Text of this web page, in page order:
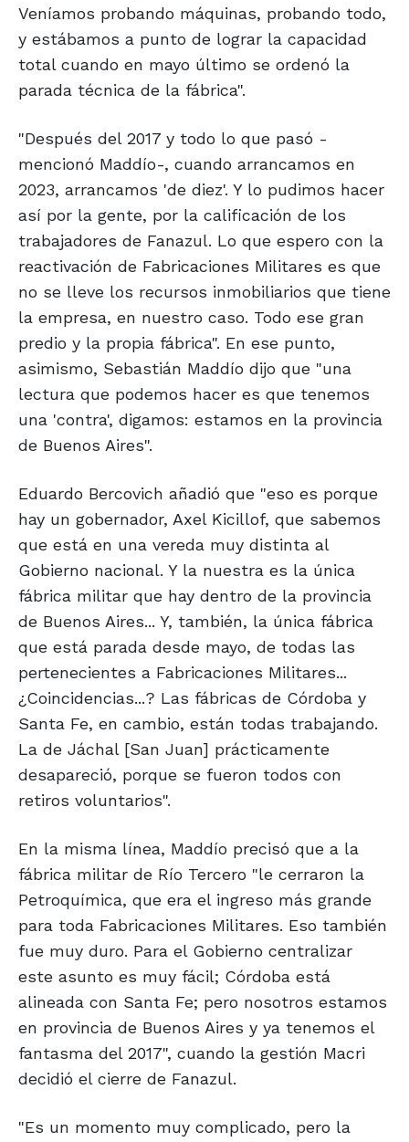
Veníamos probando máquinas, probando todo,
y estábamos a punto de lograr la capacidad
total cuando en mayo último se ordenó la
parada técnica de la fábrica".
"Después del 2017 y todo lo que pasó -
mencionó Maddío-, cuando arrancamos en
2023, arrancamos 'de diez'. Y lo pudimos hacer
así por la gente, por la calificación de los
trabajadores de Fanazul. Lo que espero con la
reactivación de Fabricaciones Militares es que
no se lleve los recursos inmobiliarios que tiene
la empresa, en nuestro caso. Todo ese gran
predio y la propia fábrica". En ese punto,
asimismo, Sebastián Maddío dijo que "una
lectura que podemos hacer es que tenemos
una 'contra', digamos: estamos en la provincia
de Buenos Aires".
Eduardo Bercovich añadió que "eso es porque
hay un gobernador, Axel Kicillof, que sabemos
que está en una vereda muy distinta al
Gobierno nacional. Y la nuestra es la única
fábrica militar que hay dentro de la provincia
de Buenos Aires... Y, también, la única fábrica
que está parada desde mayo, de todas las
pertenecientes a Fabricaciones Militares...
¿Coincidencias...? Las fábricas de Córdoba y
Santa Fe, en cambio, están todas trabajando.
La de Jáchal [San Juan] prácticamente
desapareció, porque se fueron todos con
retiros voluntarios".
En la misma línea, Maddío precisó que a la
fábrica militar de Río Tercero "le cerraron la
Petroquímica, que era el ingreso más grande
para toda Fabricaciones Militares. Eso también
fue muy duro. Para el Gobierno centralizar
este asunto es muy fácil; Córdoba está
alineada con Santa Fe; pero nosotros estamos
en provincia de Buenos Aires y ya tenemos el
fantasma del 2017", cuando la gestión Macri
decidió el cierre de Fanazul.
"Es un momento muy complicado, pero la